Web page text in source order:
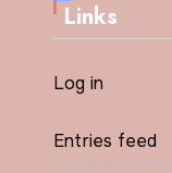
Links
Log in
Entries feed